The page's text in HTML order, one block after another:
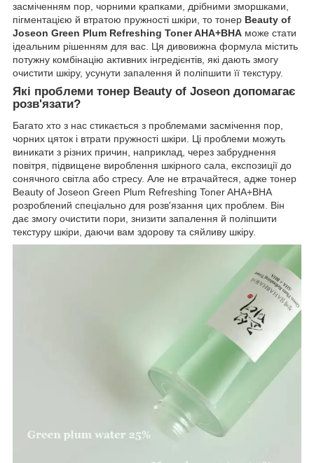
засміченням пор, чорними крапками, дрібними зморшками,
пігментацією й втратою пружності шкіри, то тонер Beauty of
Joseon Green Plum Refreshing Toner AHA+BHA може стати
ідеальним рішенням для вас. Ця дивовижна формула містить
потужну комбінацію активних інгредієнтів, які дають змогу
очистити шкіру, усунути запалення й поліпшити її текстуру.
Які проблеми тонер Beauty of Joseon допомагає
розв'язати?
Багато хто з нас стикається з проблемами засмічення пор,
чорних цяток і втрати пружності шкіри. Ці проблеми можуть
виникати з різних причин, наприклад, через забруднення
повітря, підвищене вироблення шкірного сала, експозиції до
сонячного світла або стресу. Але не втрачайтеся, адже тонер
Beauty of Joseon Green Plum Refreshing Toner AHA+BHA
розроблений спеціально для розв'язання цих проблем. Він
дає змогу очистити пори, знизити запалення й поліпшити
текстуру шкіри, даючи вам здорову та сяйливу шкіру.